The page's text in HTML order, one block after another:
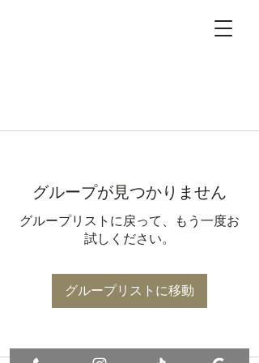
グループが見つかりません
グループリストに戻って、もう一度お
試しください。
グループリストに移動